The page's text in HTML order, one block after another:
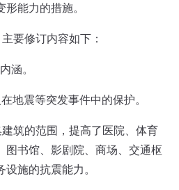
能力的措施。
要修订内容如下：
涵。
地震等突发事件中的保护。
筑的范围，提高了医院、体育
图书馆、影剧院、商场、交通枢
施的抗震能力。